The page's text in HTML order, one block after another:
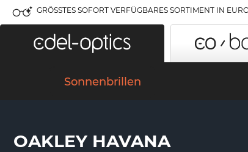
GRÖSSTES SOFORT VERFÜGBARES SORTIMENT IN
Sonnenbrillen
OAKLEY HAVANA